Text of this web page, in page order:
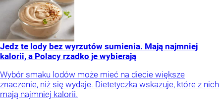
Jedz te lody bez wyrzutów sumienia. Mają najmniej
kalorii, a Polacy rzadko je wybierają
Wybór smaku lodów może mieć na diecie większe
znaczenie, niż się wydaje. Dietetyczka wskazuje, które z nich
mają najmniej kalorii.